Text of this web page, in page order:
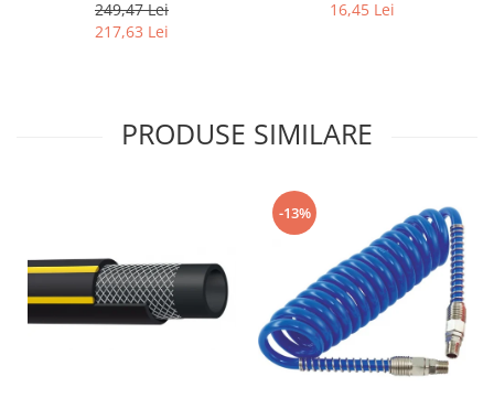
BSP
249,47 Lei
217,63 Lei
16,45 Lei
PRODUSE SIMILARE
-13%